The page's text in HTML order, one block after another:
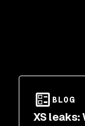
BLOG
XS leaks: